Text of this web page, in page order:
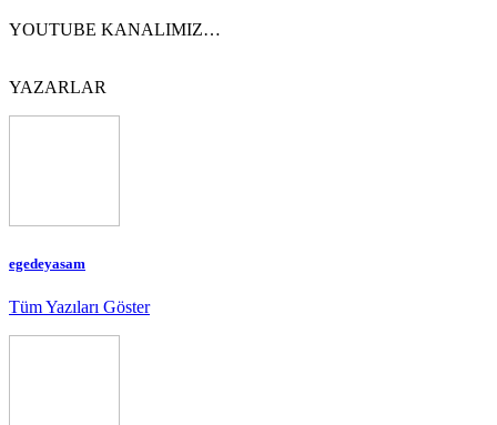
YOUTUBE KANALIMIZ…
YAZARLAR
egedeyasam
Tüm Yazıları Göster